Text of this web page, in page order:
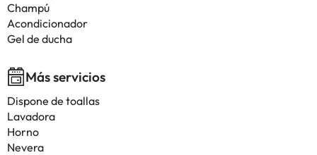
Champú
Acondicionador
Gel de ducha
Más servicios
Dispone de toallas
Lavadora
Horno
Nevera